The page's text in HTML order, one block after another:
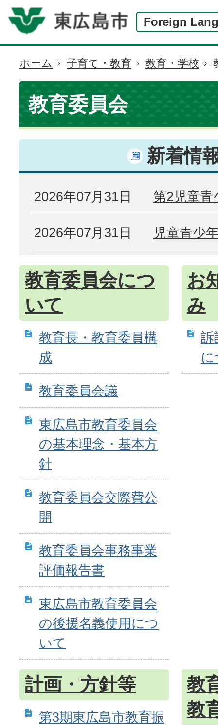
Foreign
現
在
の
位
置
ホーム 子育て・教育 教育・学校
教育委員会
新着情
2026年07月31日 第2児童
2026年07月31日 児童青少
教育委員会につ
いて
教育長・教育委員構
成
教育委員会議
東広島市教育委員会
の基本理念・基本方
針
教育委員会交際費公
開
教育委員会事務事業
評価報告書
東広島市教育委員会
の後援名義使用につ
いて
お
み
訴
計画・方針等
第3期東広島市教育振
教
教